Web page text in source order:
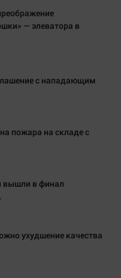
— элеватора в
с нападающим
пожара на складе с
вышли в финал
ухудшение качества